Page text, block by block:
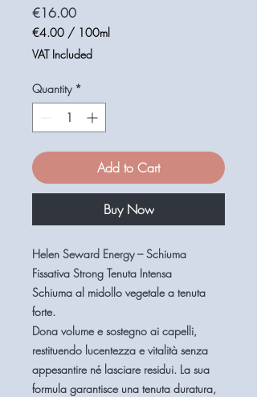
€16.00Price
€4.00 / 100ml
€4.00
per
Milliliters
VAT Included
Quantity *
Add to Cart
Buy Now
Helen Seward Energy – Schiuma
Fissativa Strong Tenuta Intensa
Schiuma al midollo vegetale a tenuta
forte.
Dona volume e sostegno ai capelli,
restituendo lucentezza e vitalità senza
appesantire né lasciare residui. La sua
formula garantisce una tenuta duratura,